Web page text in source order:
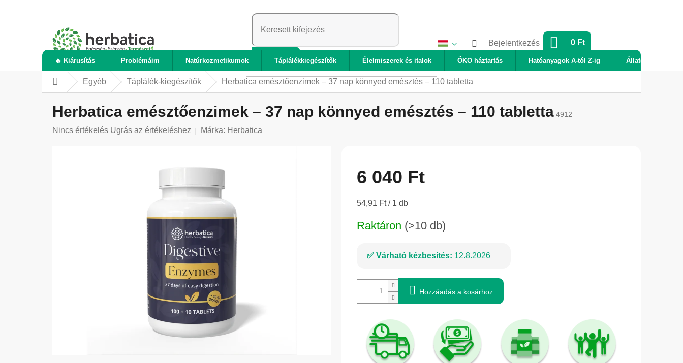
KERESÉS
Bejelentkezés KOSÁR
0 Ft
🔥 Kiárusítás Problémáim Natúrkozmetikumok Táplálékkiegészítők Élelmiszerek és italok ÖKO háztartás Hatóanyagok A-tól Z-ig Állatok
Kezdőlap
Egyéb Táplálék-kiegészítők Herbatica emésztőenzimek – 37 nap könnyed emésztés – 110 tabletta
Herbatica emésztőenzimek – 37 nap könnyed emésztés – 110 tabletta 4912
A
Nincs értékelés Ugrás az értékeléshez Márka: Herbatica
6 040 Ft
Egységár:
54,91 Ft / 1 db
Raktáron (>10 db)
Várható kézbesítés: 12.8.2026
Hozzáadás a kosárhoz